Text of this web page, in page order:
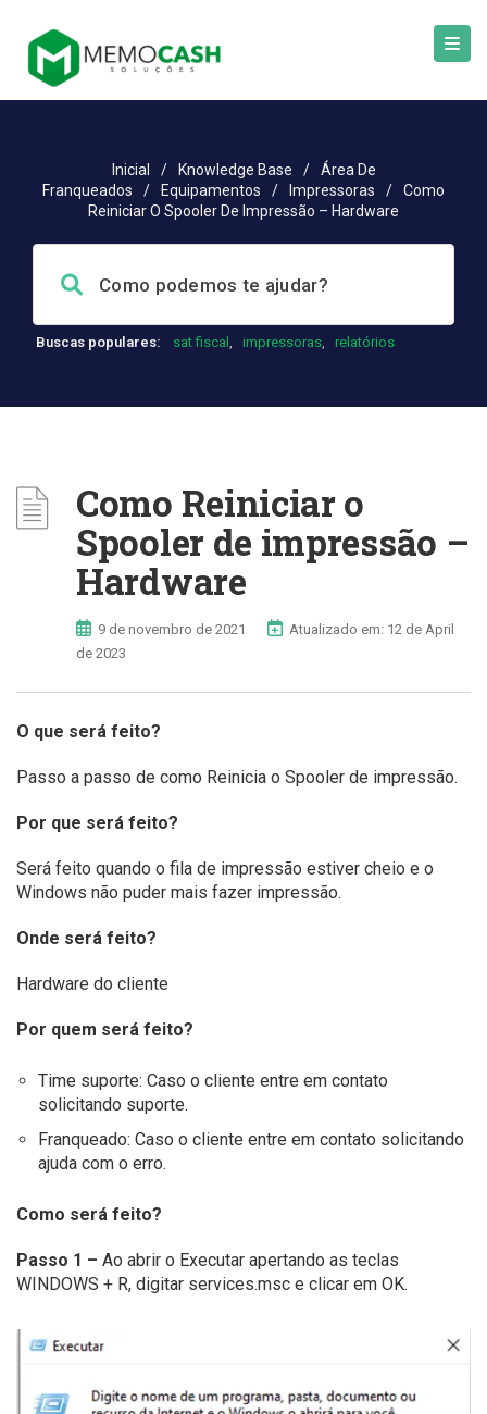
Inicial / Knowledge Base /
Área De
Franqueados
/ Equipamentos / Impressoras /
Como
Reiniciar O Spooler De Impressão – Hardware
Buscas populares: sat fiscal , impressoras, relatórios
Como Reiniciar o
Spooler de impressão –
Hardware
9 de novembro de 2021
Atualizado em: 12 de April
de 2023
O que será feito?
Passo a passo de como Reinicia o Spooler de impressão.
Por que será feito?
Será feito quando o fila de impressão estiver cheio e o
Windows não puder mais fazer impressão.
Onde será feito?
Hardware do cliente
Por quem será feito?
Time suporte: Caso o cliente entre em contato
solicitando suporte.
Franqueado: Caso o cliente entre em contato solicitando
ajuda com o erro.
Como será feito?
Passo 1 – Ao abrir o Executar apertando as teclas
WINDOWS + R, digitar services.msc e clicar em OK.